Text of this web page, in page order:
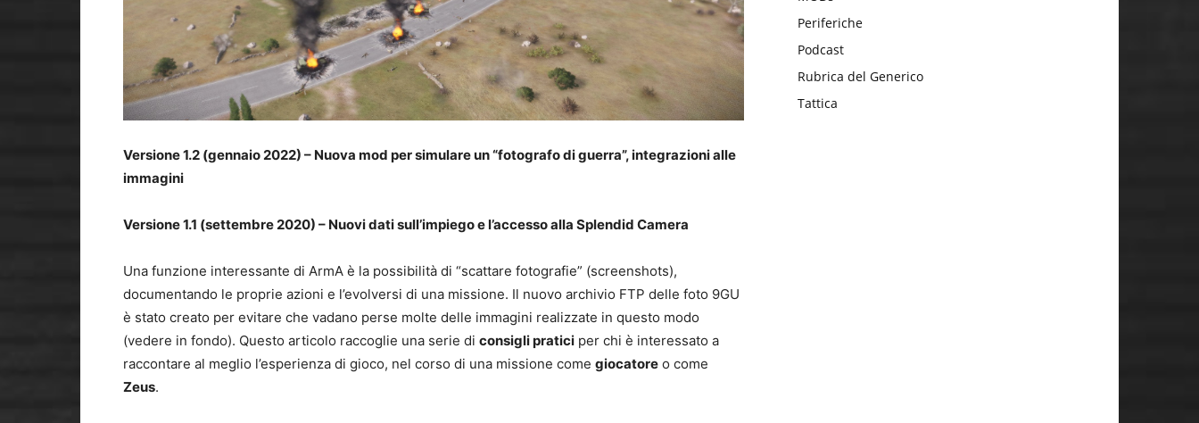
Versione 1.2 (gennaio 2022) – Nuova mod per simulare un “fotografo di guerra”, integrazioni alle
immagini
Versione 1.1 (settembre 2020) – Nuovi dati sull’impiego e l’accesso alla Splendid Camera
Una funzione interessante di ArmA è la possibilità di “scattare fotografie” (screenshots),
documentando le proprie azioni e l’evolversi di una missione. Il nuovo archivio FTP delle foto 9GU
è stato creato per evitare che vadano perse molte delle immagini realizzate in questo modo
(vedere in fondo). Questo articolo raccoglie una serie di consigli pratici per chi è interessato a
raccontare al meglio l’esperienza di gioco, nel corso di una missione come giocatore o come
Zeus.
Periferiche
Podcast
Rubrica del Generico
Tattica